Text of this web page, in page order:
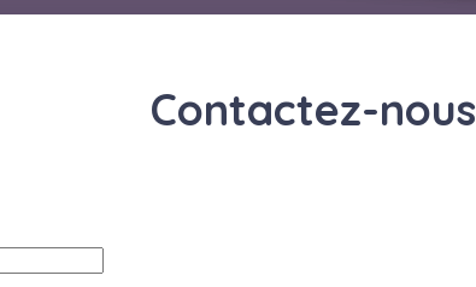
Contactez-nous